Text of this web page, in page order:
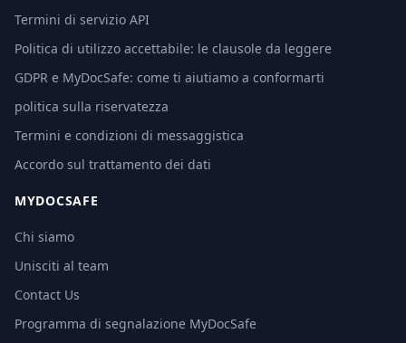
Termini di servizio API
Politica di utilizzo accettabile: le clausole da leggere
GDPR e MyDocSafe: come ti aiutiamo a conformarti
politica sulla riservatezza
Termini e condizioni di messaggistica
Accordo sul trattamento dei dati
MYDOCSAFE
Chi siamo
Unisciti al team
Contact Us
Programma di segnalazione MyDocSafe